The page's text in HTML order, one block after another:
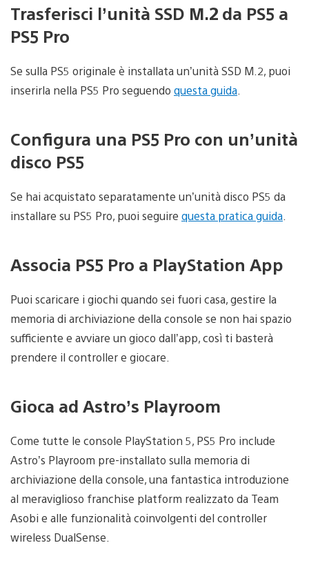
Trasferisci l’unità SSD M.2 da PS5 a
PS5 Pro
Se sulla PS5 originale è installata un’unità SSD M.2, puoi
inserirla nella PS5 Pro seguendo questa guida.
Configura una PS5 Pro con un’unità
disco PS5
Se hai acquistato separatamente un’unità disco PS5 da
installare su PS5 Pro, puoi seguire questa pratica guida.
Associa PS5 Pro a PlayStation App
Puoi scaricare i giochi quando sei fuori casa, gestire la
memoria di archiviazione della console se non hai spazio
sufficiente e avviare un gioco dall’app, così ti basterà
prendere il controller e giocare.
Gioca ad Astro’s Playroom
Come tutte le console PlayStation 5, PS5 Pro include
Astro’s Playroom pre-installato sulla memoria di
archiviazione della console, una fantastica introduzione
al meraviglioso franchise platform realizzato da Team
Asobi e alle funzionalità coinvolgenti del controller
wireless DualSense.